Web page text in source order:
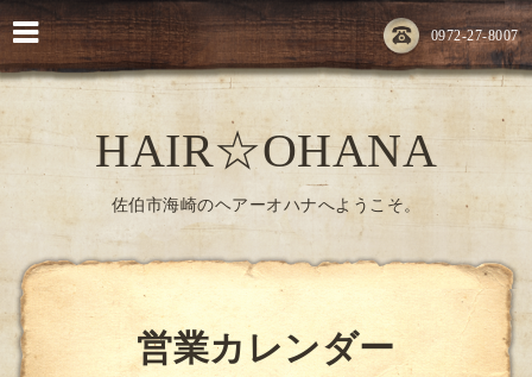
0972-27-8007
HAIR☆OHANA
佐伯市海崎のヘアーオハナへようこそ。
営業カレンダー